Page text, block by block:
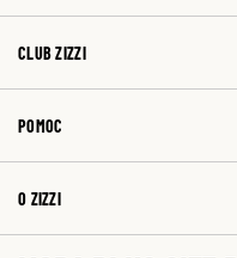
CLUB ZIZZI
POMOC
O ZIZZI